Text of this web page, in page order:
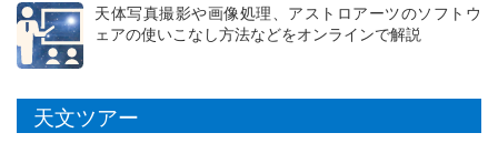
天体写真撮影や画像処理、アストロアーツのソフトウ
ェアの使いこなし方法などをオンラインで解説
天文ツアー